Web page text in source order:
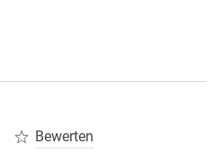
Bewerten